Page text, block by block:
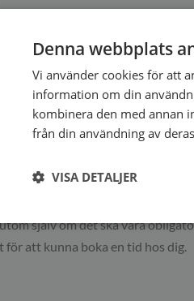
din onlinebokning enkelt och
Oavsett om du jobbar som
fysioterapeut eller något helt
se till att du får rätt
Det kan t.ex. vara värdefullt
problem innan en första
kan utföras så precist och
själv om det ska vara
att kunna boka en tid hos dig.
Denna webbplats
Vi använder cookies för att
information om din
kombinera den med annan
från din användning av
VISA DETALJER